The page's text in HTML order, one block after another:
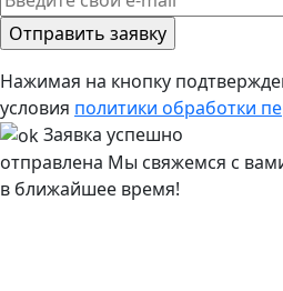
Нажимая на кнопку
условия политики обработки
Заявка успешно
отправлена Мы свяжемся с
в ближайшее время!